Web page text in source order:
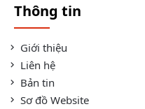
Thông tin
Giới thiệu
Liên hệ
Bản tin
Sơ đồ Website